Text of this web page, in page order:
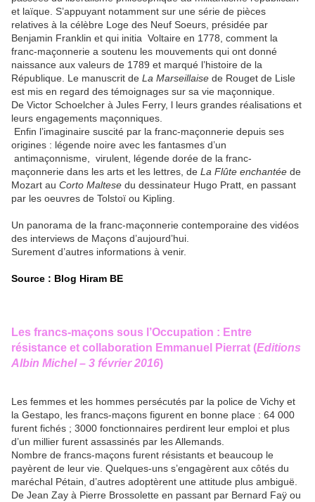
et laïque. S’appuyant notamment sur une série de pièces
relatives à la célèbre Loge des Neuf Soeurs, présidée par
Benjamin Franklin et qui initia Voltaire en 1778, comment la
franc-maçonnerie a soutenu les mouvements qui ont donné
naissance aux valeurs de 1789 et marqué l’histoire de la
République. Le manuscrit de La Marseillaise de Rouget de Lisle
est mis en regard des témoignages sur sa vie maçonnique.
De Victor Schoelcher à Jules Ferry, l leurs grandes réalisations et
leurs engagements maçonniques.
Enfin l’imaginaire suscité par la franc-maçonnerie depuis ses
origines : légende noire avec les fantasmes d’un
antimaçonnisme, virulent, légende dorée de la franc-
maçonnerie dans les arts et les lettres, de La Flûte enchantée de
Mozart au Corto Maltese du dessinateur Hugo Pratt, en passant
par les oeuvres de Tolstoï ou Kipling.
Un panorama de la franc-maçonnerie contemporaine des vidéos
des interviews de Maçons d’aujourd’hui.
Surement d’autres informations à venir.
Source : Blog Hiram BE
Les francs-maçons sous l’Occupation : Entre
résistance et collaboration Emmanuel Pierrat (Editions
Albin Michel – 3 février 2016)
Les femmes et les hommes persécutés par la police de Vichy et
la Gestapo, les francs-maçons figurent en bonne place : 64 000
furent fichés ; 3000 fonctionnaires perdirent leur emploi et plus
d’un millier furent assassinés par les Allemands.
Nombre de francs-maçons furent résistants et beaucoup le
payèrent de leur vie. Quelques-uns s’engagèrent aux côtés du
maréchal Pétain, d’autres adoptèrent une attitude plus ambiguë.
De Jean Zay à Pierre Brossolette en passant par Bernard Faÿ ou